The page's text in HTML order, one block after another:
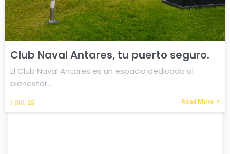
Club Naval Antares, tu puerto seguro.
1 DIC, 25
El Club Naval Antares es un espacio dedicado al
bienestar…
Read More